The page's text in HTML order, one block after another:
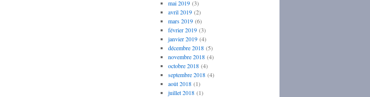
mai 2019(3)
avril 2019(2)
mars 2019(6)
février 2019(3)
janvier 2019(4)
décembre 2018(5)
novembre 2018(4)
octobre 2018(4)
septembre 2018(4)
août 2018(1)
juillet 2018(1)